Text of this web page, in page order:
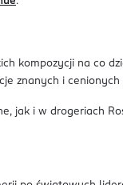
kompozycji na co
znanych i cenionych
jak i w drogeriach